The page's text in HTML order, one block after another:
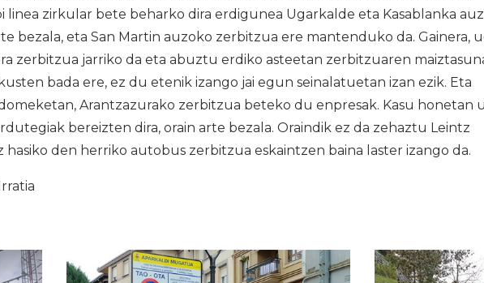
linea zirkular bete beharko dira erdigunea Ugarkalde eta Kasablanka
bezala, eta San Martin auzoko zerbitzua ere mantenduko da. Gainera,
zerbitzua jarriko da eta abuztu erdiko asteetan zerbitzuaren
bada ere, ez du etenik izango jai egun seinalatuetan izan ezik. Eta
Arantzazurako zerbitzua beteko du enpresak. Kasu honetan
bereizten dira, orain arte bezala. Oraindik ez da zehaztu Leintz
hasiko den herriko autobus zerbitzua eskaintzen baina laster izango da.